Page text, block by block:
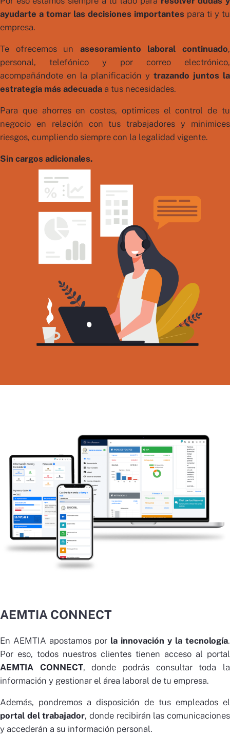
ayudarte a tomar las decisiones importantes para ti y tu
empresa.
Te ofrecemos un asesoramiento laboral continuado,
personal, telefónico y por correo electrónico,
acompañándote en la planificación y trazando juntos la
estrategia más adecuada a tus necesidades.
Para que ahorres en costes, optimices el control de tu
negocio en relación con tus trabajadores y minimices
riesgos, cumpliendo siempre con la legalidad vigente.
Sin cargos adicionales.
AEMTIA CONNECT
En AEMTIA apostamos por la innovación y la tecnología.
Por eso, todos nuestros clientes tienen acceso al portal
AEMTIA CONNECT, donde podrás consultar toda la
información y gestionar el área laboral de tu empresa.
Además, pondremos a disposición de tus empleados el
portal del trabajador, donde recibirán las comunicaciones
y accederán a su información personal.